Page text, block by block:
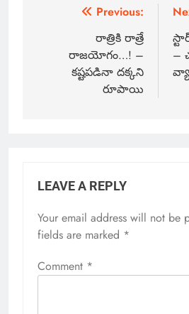
Previous:
రాత్రికి రాత్రే
రాజయోగం…! –
కష్టపడినా దక్కని
రూపాయి
–
LEAVE A REPLY
Your email address will not be
fields are marked *
Comment *